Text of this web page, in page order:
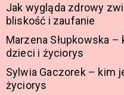
Jak wygląda zdrowy
bliskość i zaufanie
Marzena Słupkowska
dzieci i życiorys
Sylwia Gaczorek – kim
życiorys